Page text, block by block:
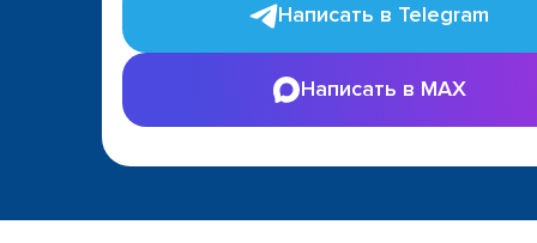
Написать в Telegram
Написать в MAX